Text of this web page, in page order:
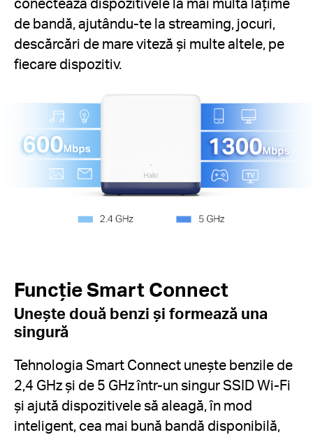
de bandă, ajutându-te la streaming, jocuri,
descărcări de mare viteză și multe altele, pe
fiecare dispozitiv.
Funcție Smart Connect
Unește două benzi și formează una
singură
Tehnologia Smart Connect unește benzile de
2,4 GHz și de 5 GHz într-un singur SSID Wi-Fi
și ajută dispozitivele să aleagă, în mod
inteligent, cea mai bună bandă disponibilă,